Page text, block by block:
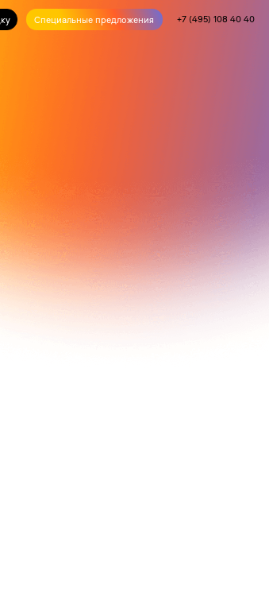
+7 (495) 108 40 40